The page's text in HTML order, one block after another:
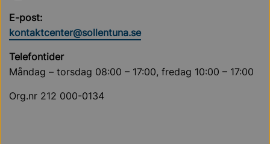
E-post:
kontaktcenter@sollentuna.se
Telefontider
Måndag – torsdag 08:00 – 17:00, fredag 10:00 – 17:00
Org.nr 212 000-0134